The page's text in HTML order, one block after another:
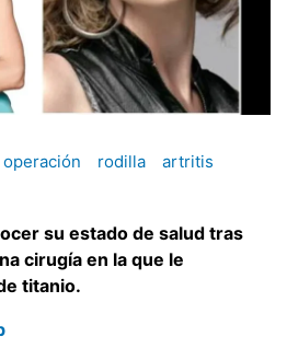
operación rodilla
artritis
su estado de salud tras
cirugía en la que le
titanio.